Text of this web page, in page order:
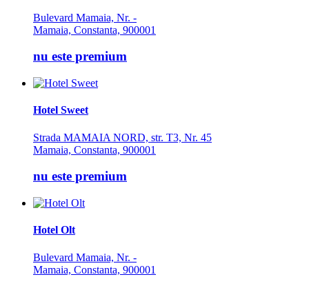
Bulevard Mamaia, Nr. -
Mamaia, Constanta, 900001
nu este premium
Hotel Sweet
Strada MAMAIA NORD, str. T3, Nr. 45
Mamaia, Constanta, 900001
nu este premium
Hotel Olt
Bulevard Mamaia, Nr. -
Mamaia, Constanta, 900001